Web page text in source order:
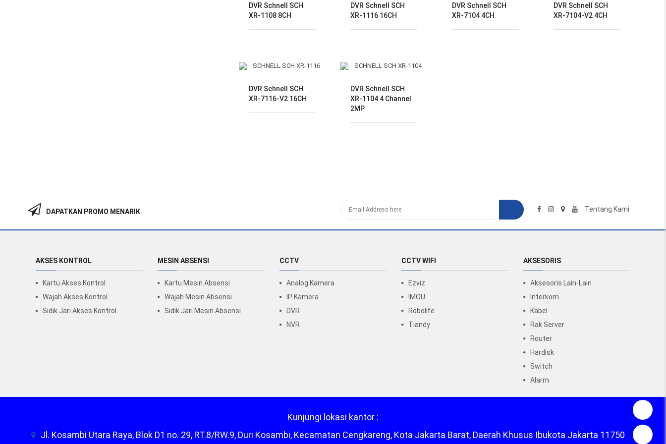
DVR Schnell SCH
XR-1108 8CH
DVR Schnell SCH
XR-1116 16CH
DVR Schnell SCH
XR-7104 4CH
DVR Schnell SCH
XR-7104-V2 4CH
DVR Schnell SCH
XR-7116-V2 16CH
DVR Schnell SCH
XR‐1104 4 Channel
2MP
DAPATKAN PROMO MENARIK Tentang Kami
AKSES KONTROL
Kartu Akses Kontrol
Wajah Akses Kontrol
Sidik Jari Akses Kontrol
MESIN ABSENSI
Kartu Mesin Absensi
Wajah Mesin Absensi
Sidik Jari Mesin Absensi
CCTV
Analog Kamera
IP Kamera
DVR
NVR
CCTV WIFI
Ezviz
IMOU
Robolife
Tiandy
AKSESORIS
Aksesoris Lain-Lain
Interkom
Kabel
Rak Server
Router
Hardisk
Switch
Alarm
Kunjungi lokasi kantor :
Jl. Kosambi Utara Raya, Blok D1 no. 29, RT.8/RW.9, Duri Kosambi, Kecamatan Cengkareng, Kota Jakarta Barat, Daerah Khusus Ibukota Jakarta 11750